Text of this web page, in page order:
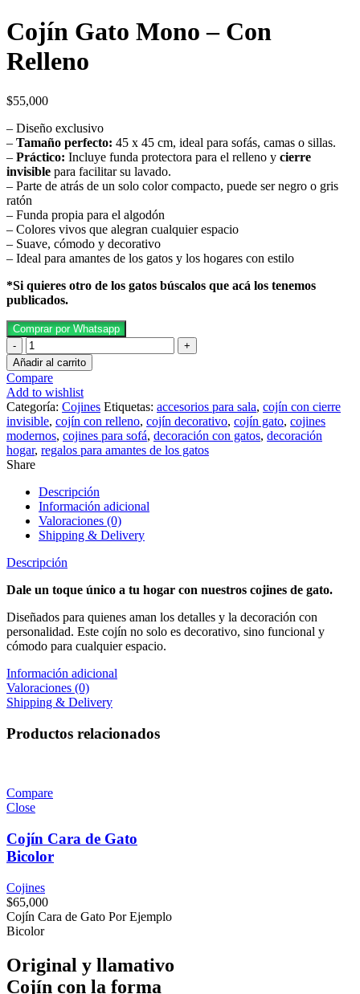
Cojín Gato Mono – Con
Relleno
$55,000
– Diseño exclusivo
– Tamaño perfecto: 45 x 45 cm, ideal para sofás, camas o sillas.
– Práctico: Incluye funda protectora para el relleno y cierre
invisible para facilitar su lavado.
– Parte de atrás de un solo color compacto, puede ser negro o gris
ratón
– Funda propia para el algodón
– Colores vivos que alegran cualquier espacio
– Suave, cómodo y decorativo
– Ideal para amantes de los gatos y los hogares con estilo
*Si quieres otro de los gatos búscalos que acá los tenemos
publicados.
Comprar por Whatsapp
Cojín
Gato
Mono
-
Con
Relleno
cantidad
Añadir al carrito
Compare
Add to wishlist
Categoría: Cojines Etiquetas: accesorios para sala, cojín con cierre
invisible, cojín con relleno, cojín decorativo, cojín gato, cojines
modernos, cojines para sofá, decoración con gatos, decoración
hogar, regalos para amantes de los gatos
Share
Descripción
Información adicional
Valoraciones (0)
Shipping & Delivery
Descripción
Dale un toque único a tu hogar con nuestros cojines de gato.
Diseñados para quienes aman los detalles y la decoración con
personalidad. Este cojín no solo es decorativo, sino funcional y
cómodo para cualquier espacio.
Información adicional
Valoraciones (0)
Shipping & Delivery
Productos relacionados
Compare
Close
Cojín Cara de Gato
Bicolor
Cojines
$65,000
Cojín Cara de Gato Por Ejemplo
Bicolor
Original y llamativo
Cojín con la forma